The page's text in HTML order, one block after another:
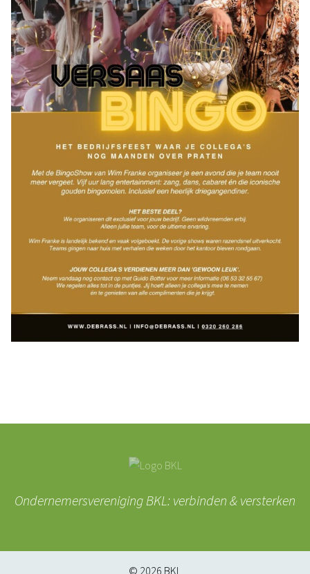
Ondernemersvereniging BKL: verbinden & versterken
© 2026 BKL